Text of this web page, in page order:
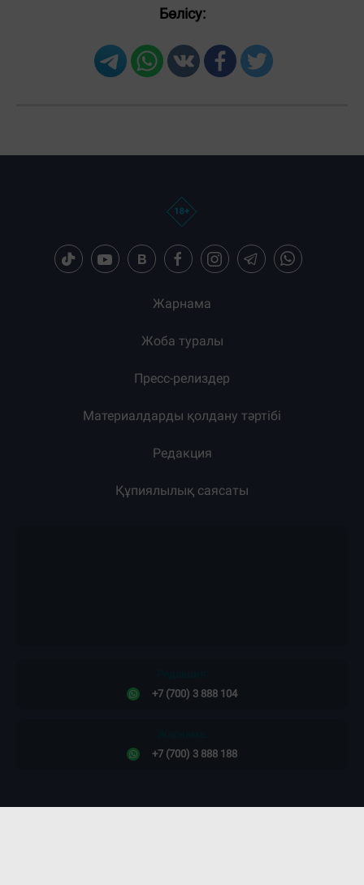
Бөлісу:
Жарнама
Жоба туралы
Пресс-релиздер
Материалдарды қолдану тәртібі
Редакция
Құпиялылық саясаты
+7 (700) 3 888 104
+7 (700) 3 888 188